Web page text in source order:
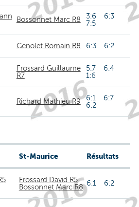
Bossonnet Marc R8
3:6 6:3
7:5
Genolet Romain R8 6:3 6:2
Frossard Guillaume
R7
5:7 6:4
1:6
Richard Mathieu R9
6:1 6:7
6:2
St-Maurice Résultats
Frossard David R5
Bossonnet Marc R8 6:1 6:2